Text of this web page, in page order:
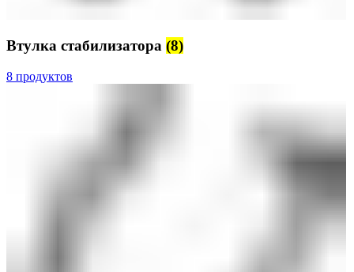
Втулка стабилизатора (8)
8 продуктов